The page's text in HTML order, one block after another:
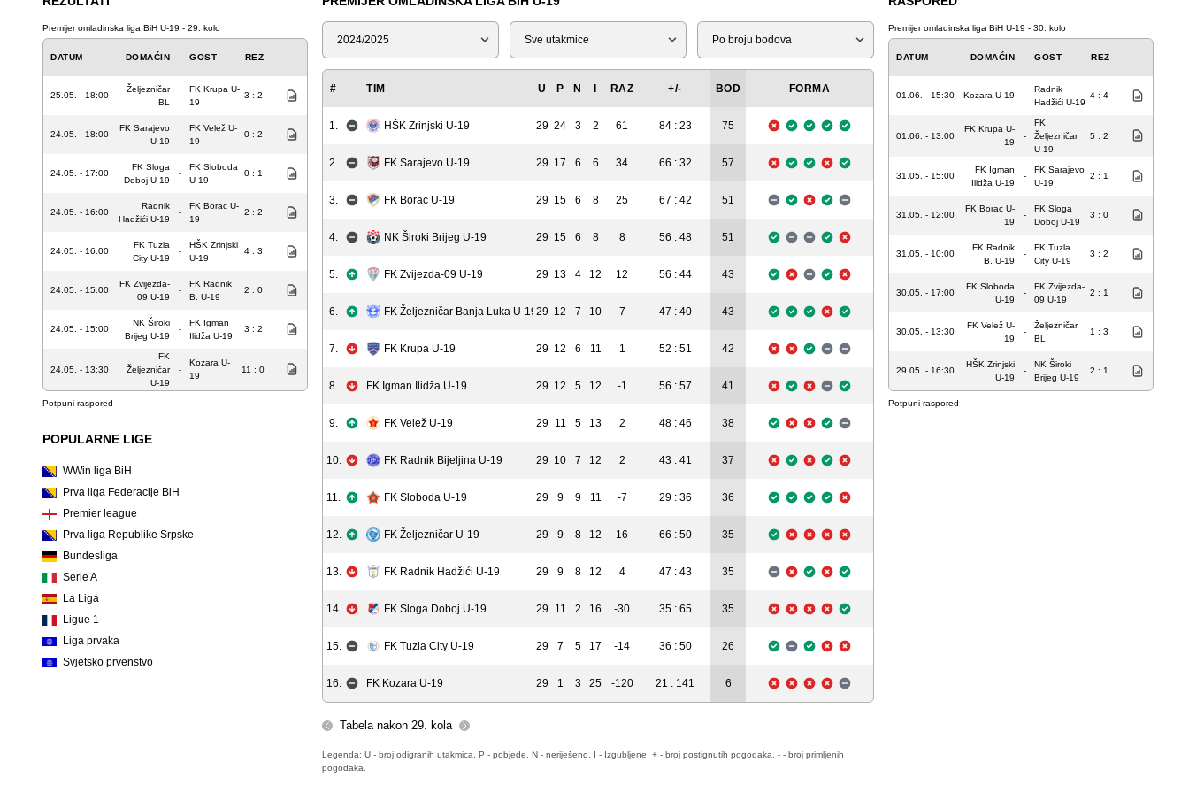
Premijer omladinska liga BiH U-19 - 29. kolo
DATUM DOMAĆIN GOST REZ
25.05. - 18:00
Željezničar
BL
-
FK Krupa U-
19
3 : 2
24.05. - 18:00
FK Sarajevo
U-19
-
FK Velež U-
19
0 : 2
24.05. - 17:00
FK Sloga
Doboj U-19
-
FK Sloboda
U-19
0 : 1
24.05. - 16:00
Radnik
Hadžići U-19
-
FK Borac U-
19
2 : 2
24.05. - 16:00
FK Tuzla
City U-19
-
HŠK Zrinjski
U-19
4 : 3
24.05. - 15:00
FK Zvijezda-
09 U-19
-
FK Radnik
B. U-19
2 : 0
24.05. - 15:00
NK Široki
Brijeg U-19
-
FK Igman
Ilidža U-19
3 : 2
24.05. - 13:30
FK
Željezničar
U-19
-
Kozara U-
19
11 : 0
Potpuni raspored
POPULARNE LIGE
WWin liga BiH
Prva liga Federacije BiH
Premier league
Prva liga Republike Srpske
Bundesliga
Serie A
La Liga
Ligue 1
Liga prvaka
Svjetsko prvenstvo
Sezona Tip Liga
# TIM U P N RAZ +/- BOD FORMA
1. HŠK Zrinjski U-19 29 24 3 2 61 84 : 23 75
2. FK Sarajevo U-19 29 17 6 6 34 66 : 32 57
3. FK Borac U-19 29 15 6 8 25 67 : 42 51
4. NK Široki Brijeg U-19 29 15 6 8 8 56 : 48 51
5. FK Zvijezda-09 U-19 29 13 4 12 12 56 : 44 43
6. FK Željezničar Banja Luka U-1929 12 7 10 7 47 : 40 43
7. FK Krupa U-19 29 12 6 11 1 52 : 51 42
8. FK Igman Ilidža U-19 29 12 5 12 -1 56 : 57 41
9. FK Velež U-19 29 11 5 13 2 48 : 46 38
10. FK Radnik Bijeljina U-19 29 10 7 12 2 43 : 41 37
11. FK Sloboda U-19 29 9 9 11 -7 29 : 36 36
12. FK Željezničar U-19 29 9 8 12 16 66 : 50 35
13. FK Radnik Hadžići U-19 29 9 8 12 4 47 : 43 35
14. FK Sloga Doboj U-19 29 11 2 16 -30 35 : 65 35
15. FK Tuzla City U-19 29 7 5 17 -14 36 : 50 26
16. FK Kozara U-19 29 1 3 25 -120 21 : 141 6
Tabela nakon 29. kola
Legenda: U - broj odigranih utakmica, P - pobjede, N - neriješeno, I - Izgubljene, + - broj postignutih pogodaka, - - broj primljenih
pogodaka.
Premijer omladinska liga BiH U-19 - 30. kolo
DATUM DOMAĆIN GOST REZ
01.06. - 15:30 Kozara U-19 -
Radnik
Hadžići U-19
4 : 4
01.06. - 13:00
FK Krupa U-
19
-
FK
Željezničar
U-19
5 : 2
31.05. - 15:00
FK Igman
Ilidža U-19
-
FK Sarajevo
U-19
2 : 1
31.05. - 12:00
FK Borac U-
19
-
FK Sloga
Doboj U-19
3 : 0
31.05. - 10:00
FK Radnik
B. U-19
-
FK Tuzla
City U-19
3 : 2
30.05. - 17:00
FK Sloboda
U-19
-
FK Zvijezda-
09 U-19
2 : 1
30.05. - 13:30
FK Velež U-
19
-
Željezničar
BL
1 : 3
29.05. - 16:30
HŠK Zrinjski
U-19
-
NK Široki
Brijeg U-19
2 : 1
Potpuni raspored